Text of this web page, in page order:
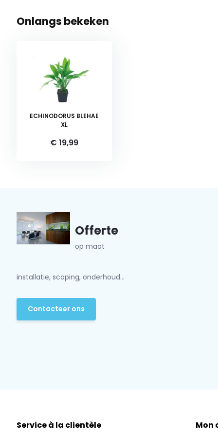
Onlangs bekeken
ECHINODORUS BLEHAE
XL
€ 19,99
Offerte
op maat
installatie, scaping, onderhoud...
Contacteer ons
Service à la clientèle Mon